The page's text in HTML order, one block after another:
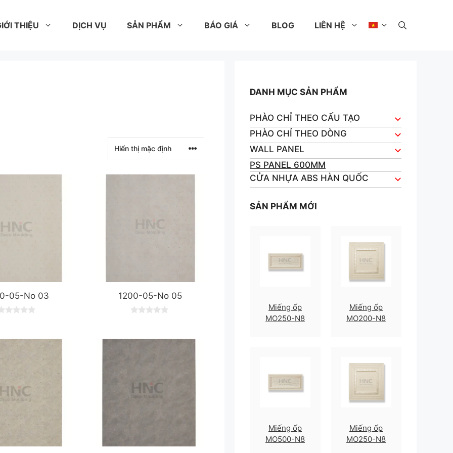
THIỆU DỊCH VỤ SẢN PHẨM BÁO GIÁ BLOG LIÊN HỆ
05-No 03 1200-05-No 05
DANH MỤC SẢN PHẨM
PHÀO CHỈ THEO CẤU TẠO
PHÀO CHỈ THEO DÒNG
WALL PANEL
PS PANEL 600MM
CỬA NHỰA ABS HÀN QUỐC
SẢN PHẨM MỚI
Miếng ốp
MO250-N8
Miếng ốp
MO200-N8
Miếng ốp
MO500-N8
Miếng ốp
MO250-N8